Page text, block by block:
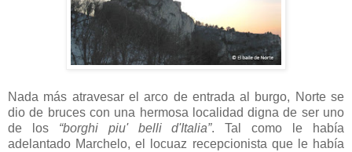
Nada más atravesar el arco de entrada al burgo, Norte se
dio de bruces con una hermosa localidad digna de ser uno
de los “borghi piu' belli d'Italia”. Tal como le había
adelantado Marchelo, el locuaz recepcionista que le había